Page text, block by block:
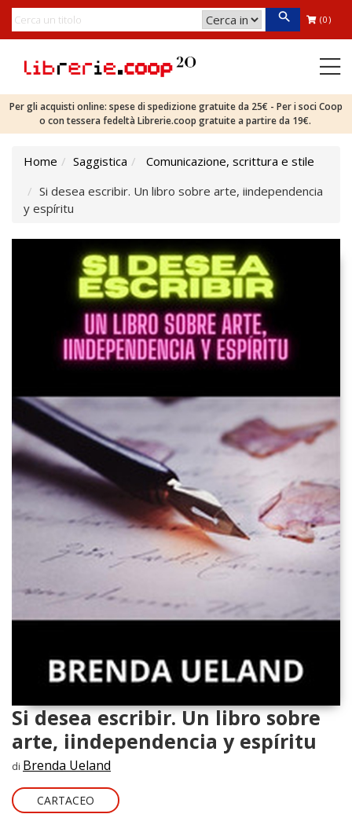
(0)
Per gli acquisti online: spese di spedizione gratuite da 25€ - Per i soci Coop
o con tessera fedeltà Librerie.coop gratuite a partire da 19€.
Home Saggistica
Comunicazione, scrittura e stile
Si desea escribir. Un libro sobre arte, iindependencia
y espíritu
Si desea escribir. Un libro sobre
arte, iindependencia y espíritu
di Brenda Ueland
CARTACEO